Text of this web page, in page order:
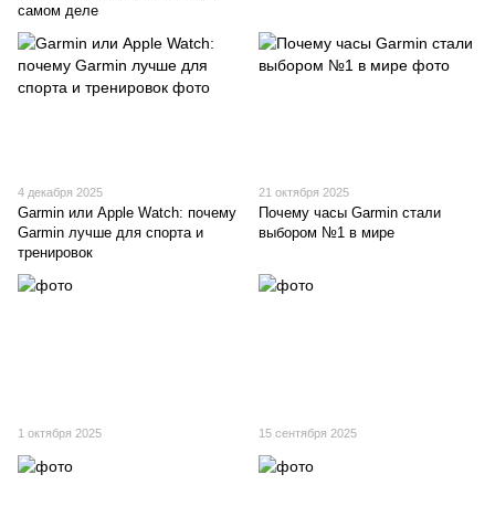
самом деле
4 декабря 2025
Garmin или Apple Watch: почему
Garmin лучше для спорта и
тренировок
21 октября 2025
Почему часы Garmin стали
выбором №1 в мире
1 октября 2025 15 сентября 2025